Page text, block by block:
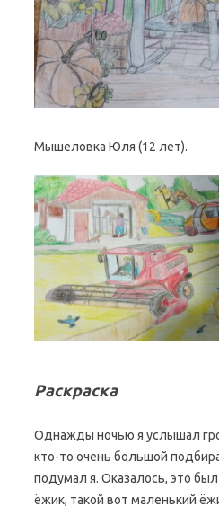
Мышеловка Юля (12 лет).
Раскраска
Однажды ночью я услышал
кто-то очень большой
подумал я. Оказалось, это
ёжик, такой вот маленький